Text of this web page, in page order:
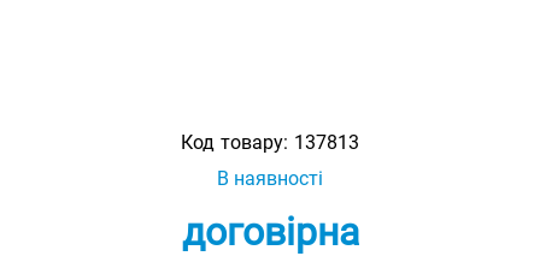
Код товару: 137813
В наявності
договірна